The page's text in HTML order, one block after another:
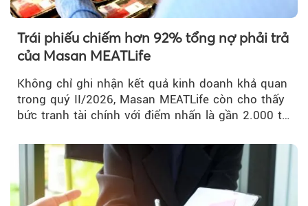
Trái phiếu chiếm hơn 92% tổng nợ phải trả
của Masan MEATLife
Không chỉ ghi nhận kết quả kinh doanh khả quan
trong quý II/2026, Masan MEATLife còn cho thấy
bức tranh tài chính với điểm nhấn là gần 2.000 tỷ